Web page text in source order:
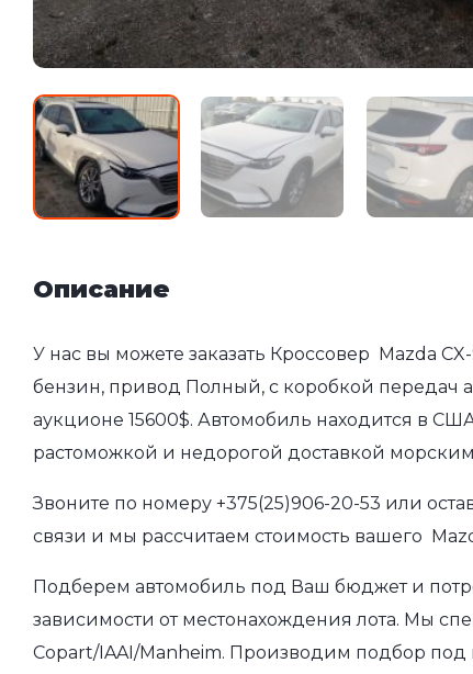
Описание
У нас вы можете заказать Кроссовер Mazda
бензин, привод Полный, с коробкой передач
аукционе 15600$. Автомобиль находится в
растоможкой и недорогой доставкой
Звоните по номеру +375(25)906-20-53 или
связи и мы рассчитаем стоимость вашего
Подберем автомобиль под Ваш бюджет и
зависимости от местонахождения лота. Мы
Copart/IAAI/Manheim. Производим подбор